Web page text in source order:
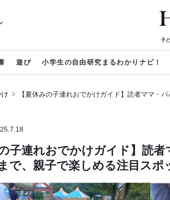
子
遊び 小学生の自由研究まるわかりナビ！
【夏休みの子連れおでかけガイド】読者ママ・
の子連れおでかけガイド】読
で、親子で楽しめる注目スポ